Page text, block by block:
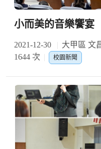
小而美的音樂饗宴
2021-12-30 大甲區 文
1644 次
校園新聞